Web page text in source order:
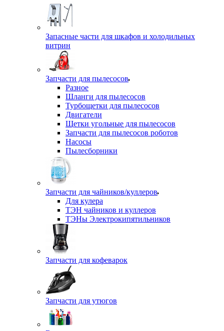
Запасные части для шкафов и холодильных
витрин
Запчасти для пылесосов
Разное
Шланги для пылесосов
Турбощетки для пылесосов
Двигатели
Щетки угольные для пылесосов
Запчасти для пылесосов роботов
Насосы
Пылесборники
Запчасти для чайников/куллеров
Для кулера
ТЭН чайников и куллеров
ТЭНы Электрокипятильников
Запчасти для кофеварок
Запчасти для утюгов